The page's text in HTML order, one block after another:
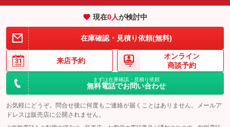
エアサスペンション ヘッドライトウォッシャー
現在0人が検討中
在庫確認・見積り依頼(無料)
来店予約
オンライン
商談予約
まずは在庫確認・見積り依頼
無料電話でお問い合わせ
お気軽にどうぞ。問合せ後に何度もご連絡が届くことはありません。メールア
ドレスは販売店に公開されません。